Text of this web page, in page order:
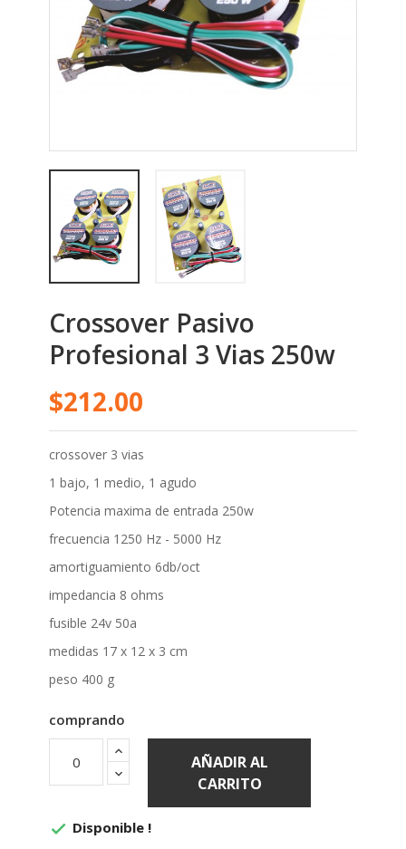
Crossover Pasivo
Profesional 3 Vias 250w
$212.00
crossover 3 vias
1 bajo, 1 medio, 1 agudo
Potencia maxima de entrada 250w
frecuencia 1250 Hz - 5000 Hz
amortiguamiento 6db/oct
impedancia 8 ohms
fusible 24v 50a
medidas 17 x 12 x 3 cm
peso 400 g
AÑADIR AL
CARRITO
Disponible !